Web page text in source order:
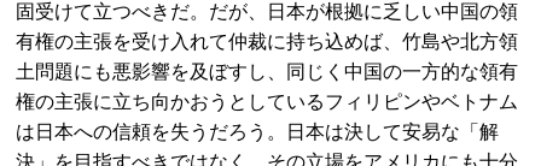
固受けて立つべきだ。だが、日本が根拠に乏しい中国の領
有権の主張を受け入れて仲裁に持ち込めば、竹島や北方領
土問題にも悪影響を及ぼすし、同じく中国の一方的な領有
権の主張に立ち向かおうとしているフィリピンやベトナム
は日本への信頼を失うだろう。日本は決して安易な「解
決」を目指すべきではなく、その立場をアメリカにも十分